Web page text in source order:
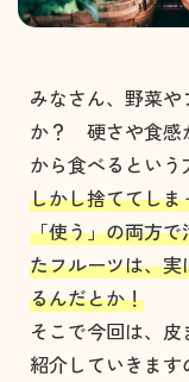
みなさん、野菜
か？ 硬さや食感
から食べるという
しかし捨ててし
「使う」の両方
たフルーツは、
るんだとか！
そこで今回は、
紹介していきま